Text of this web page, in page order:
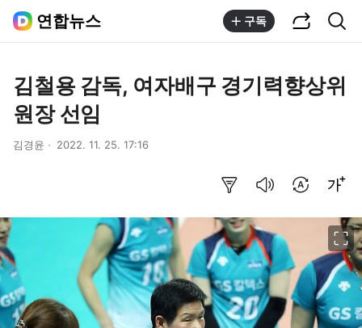
연합뉴스 구독
김철용 감독, 여자배구 경기력향상위
원장 선임
김경윤 2022. 11. 25. 17:16